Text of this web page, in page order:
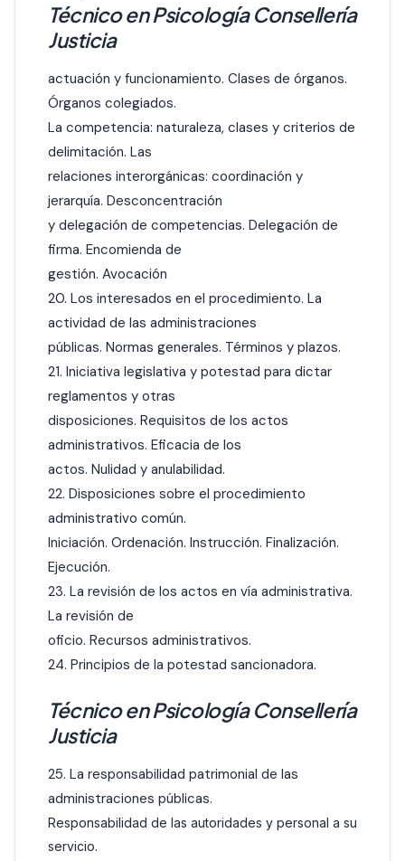
Técnico en Psicología Consellería
Justicia
actuación y funcionamiento. Clases de órganos.
Órganos colegiados.
La competencia: naturaleza, clases y criterios de
delimitación. Las
relaciones interorgánicas: coordinación y
jerarquía. Desconcentración
y delegación de competencias. Delegación de
firma. Encomienda de
gestión. Avocación
20. Los interesados en el procedimiento. La
actividad de las administraciones
públicas. Normas generales. Términos y plazos.
21. Iniciativa legislativa y potestad para dictar
reglamentos y otras
disposiciones. Requisitos de los actos
administrativos. Eficacia de los
actos. Nulidad y anulabilidad.
22. Disposiciones sobre el procedimiento
administrativo común.
Iniciación. Ordenación. Instrucción. Finalización.
Ejecución.
23. La revisión de los actos en vía administrativa.
La revisión de
oficio. Recursos administrativos.
24. Principios de la potestad sancionadora.
Técnico en Psicología Consellería
Justicia
25. La responsabilidad patrimonial de las
administraciones públicas.
Responsabilidad de las autoridades y personal a su
servicio.